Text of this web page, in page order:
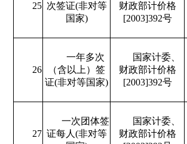
25 次签证(非对等
国家)
财政部计价格
[2003]392号
26
一年多次
（含以上）签
证(非对等国家)
国家计委、
财政部计价格
[2003]392号
27
一次团体签
证每人(非对等
国家计委、
财政部计价格